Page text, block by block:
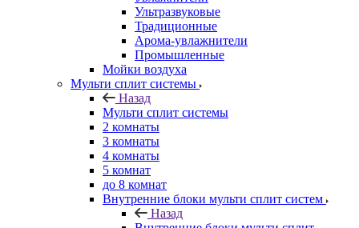
Ультразвуковые
Традиционные
Арома-увлажнители
Промышленные
Мойки воздуха
Мульти сплит системы
Назад
Мульти сплит системы
2 комнаты
3 комнаты
4 комнаты
5 комнат
до 8 комнат
Внутренние блоки мульти сплит систем
Назад